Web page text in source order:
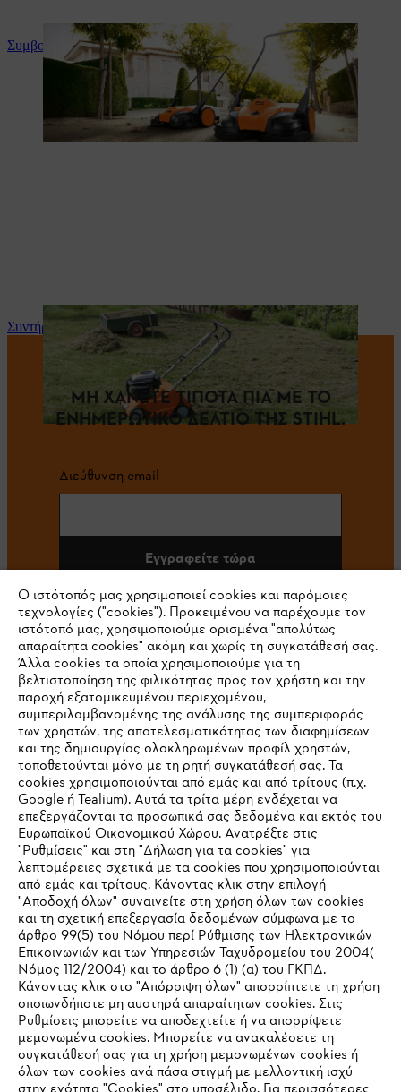
Συμβουλές και οδηγίες για το προϊόν
Συντήρηση και επισκευή
ΜΗ ΧΑΝΕΤΕ ΤΙΠΟΤΑ ΠΙΑ ΜΕ ΤΟ
ΕΝΗΜΕΡΩΤΙΚΟ ΔΕΛΤΙΟ ΤΗΣ STIHL.
Διεύθυνση email
Εγγραφείτε τώρα
#STIHL
Εταιρεία
STIHL Συχνές ερωτήσεις
Service
Πολιτική απορρήτου Νομικό κείμενο Cookies
IHR BROWSER WIRD NICHT
UNTERSTÜTZT
Sie nutzen einen Browser, den wir noch nicht unterstützen. Für
eine optimale Nutzung unserer Seite empfehlen wir Ihnen, zu
einem der folgenden Browser zu wechseln:
Ο ιστότοπός μας χρησιμοποιεί cookies και παρόμοιες
τεχνολογίες ("cookies"). Προκειμένου να παρέχουμε τον
ιστότοπό μας, χρησιμοποιούμε ορισμένα "απολύτως
απαραίτητα cookies" ακόμη και χωρίς τη συγκατάθεσή σας.
Άλλα cookies τα οποία χρησιμοποιούμε για τη
βελτιστοποίηση της φιλικότητας προς τον χρήστη και την
παροχή εξατομικευμένου περιεχομένου,
συμπεριλαμβανομένης της ανάλυσης της συμπεριφοράς
των χρηστών, της αποτελεσματικότητας των διαφημίσεων
και της δημιουργίας ολοκληρωμένων προφίλ χρηστών,
τοποθετούνται μόνο με τη ρητή συγκατάθεσή σας. Τα
cookies χρησιμοποιούνται από εμάς και από τρίτους (π.χ.
Google ή Tealium). Αυτά τα τρίτα μέρη ενδέχεται να
επεξεργάζονται τα προσωπικά σας δεδομένα και εκτός του
Ευρωπαϊκού Οικονομικού Χώρου. Ανατρέξτε στις
"Ρυθμίσεις" και στη "Δήλωση για τα cookies" για
λεπτομέρειες σχετικά με τα cookies που χρησιμοποιούνται
από εμάς και τρίτους. Κάνοντας κλικ στην επιλογή
"Αποδοχή όλων" συναινείτε στη χρήση όλων των cookies
και τη σχετική επεξεργασία δεδομένων σύμφωνα με το
άρθρο 99(5) του Νόμου περί Ρύθμισης των Ηλεκτρονικών
Επικοινωνιών και των Υπηρεσιών Ταχυδρομείου του 2004(
Νόμος 112/2004) και το άρθρο 6 (1) (α) του ΓΚΠΔ.
Κάνοντας κλικ στο "Απόρριψη όλων" απορρίπτετε τη χρήση
οποιωνδήποτε μη αυστηρά απαραίτητων cookies. Στις
Ρυθμίσεις μπορείτε να αποδεχτείτε ή να απορρίψετε
μεμονωμένα cookies. Μπορείτε να ανακαλέσετε τη
συγκατάθεσή σας για τη χρήση μεμονωμένων cookies ή
όλων των cookies ανά πάσα στιγμή με μελλοντική ισχύ